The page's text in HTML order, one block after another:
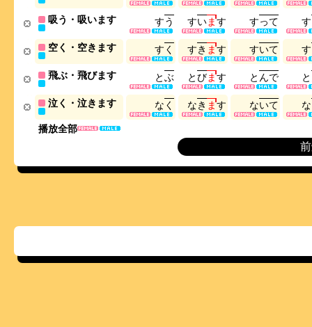
播放全部
吸う・吸います すう すいます すって す
空く・空きます す く すき ます すいて す
飛ぶ・飛びます とぶ とびます と んで と
泣く・泣きます な く なき ます ないて な